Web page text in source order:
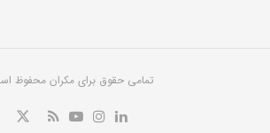
تمامی حقوق برای مکران محفوظ